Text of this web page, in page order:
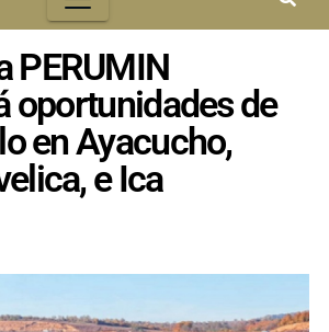
PERUMIN
oportunidades de
en Ayacucho,
e Ica